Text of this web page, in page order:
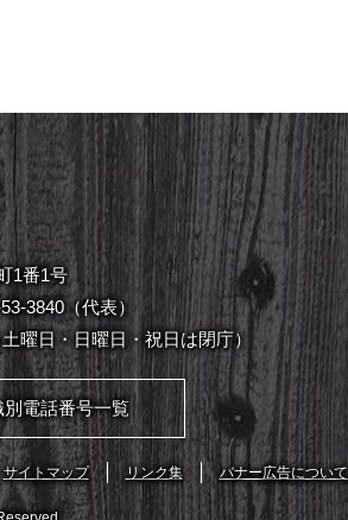
1番1号
3840（代表）
曜日・日曜日・祝日は閉庁）
別電話番号一覧
サイトマップ リンク集 バナー広告について